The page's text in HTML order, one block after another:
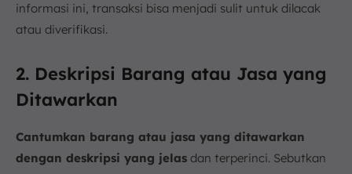
informasi ini, transaksi bisa menjadi sulit untuk dilacak
atau diverifikasi.
2. Deskripsi Barang atau Jasa yang
Ditawarkan
Cantumkan barang atau jasa yang ditawarkan
dengan deskripsi yang jelas dan terperinci. Sebutkan